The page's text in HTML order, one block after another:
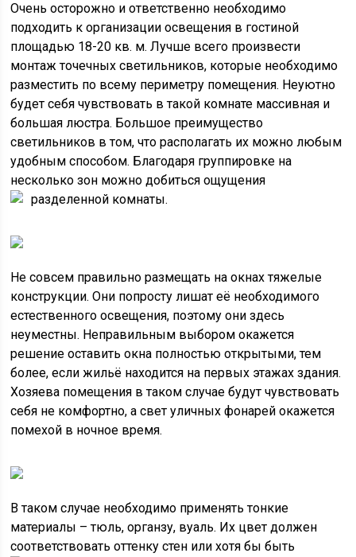
Очень осторожно и ответственно необходимо
подходить к организации освещения в гостиной
площадью 18-20 кв. м. Лучше всего произвести
монтаж точечных светильников, которые необходимо
разместить по всему периметру помещения. Неуютно
будет себя чувствовать в такой комнате массивная и
большая люстра. Большое преимущество
светильников в том, что располагать их можно любым
удобным способом. Благодаря группировке на
несколько зон можно добиться ощущения
разделенной комнаты.
Не совсем правильно размещать на окнах тяжелые
конструкции. Они попросту лишат её необходимого
естественного освещения, поэтому они здесь
неуместны. Неправильным выбором окажется
решение оставить окна полностью открытыми, тем
более, если жильё находится на первых этажах здания.
Хозяева помещения в таком случае будут чувствовать
себя не комфортно, а свет уличных фонарей окажется
помехой в ночное время.
В таком случае необходимо применять тонкие
материалы – тюль, органзу, вуаль. Их цвет должен
соответствовать оттенку стен или хотя бы быть